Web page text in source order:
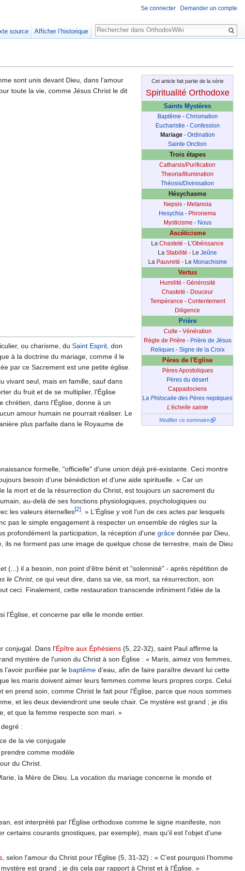
Cet article fait partie de la série
Spiritualité Orthodoxe
Saints Mystères
Baptême - Chrismation
Eucharistie - Confession
Mariage- Ordination
Sainte Onction
Trois étapes
Catharsis/Purification
Theoria/Illumination
Théosis/Divinisation
Hésychasme
Nepsis- Metanoia
Hesychia - Phronema
Mysticisme - Nous
Ascéticisme
La Chasteté - L'Obéissance
La Stabilité - Le Jeûne
La Pauvreté - Le Monachisme
Vertus
Humilité - Générosité
Chasteté - Douceur
Tempérance - Contentement
Diligence
Prière
Culte - Vénération
Règle de Prière - Prière de Jésus
Reliques- Signe de la Croix
Pères de l'Eglise
Pères Apostoliques
Pères du désert
Cappadociens
La Philocalie des Pères neptiques
L'échelle sainte
Modifier ce sommaire
sont unis devant Dieu, dans l'amour
toute la vie, comme Jésus Christ le dit
ou charisme, du Saint Esprit, don
à la doctrine du mariage, comme il le
par ce Sacrement est une petite église.
vivant seul, mais en famille, sauf dans
du fruit et de se multiplier, l'Église
chrétien, dans l'Église, donne à un
amour humain ne pourrait réaliser. Le
plus parfaite dans le Royaume de
formelle, "officielle" d'une union déjà pré-existante. Ceci montre
besoin d'une bénédiction et d'une aide spirituelle. « Car un
la mort et de la résurrection du Christ, est toujours un sacrement du
au-delà de ses fonctions physiologiques, psychologiques ou
les valeurs éternelles[2]
. » L'Église y voit l'un de ces actes par lesquels
pas le simple engagement à respecter un ensemble de règles sur la
profondément la participation, la réception d'une grâce donnée par Dieu,
ne forment pas une image de quelque chose de terrestre, mais de Dieu
(...) il a besoin, non point d'être bénit et "solennisé" - après répétition de
le Christ, ce qui veut dire, dans sa vie, sa mort, sa résurrection, son
ceci. Finalement, cette restauration transcende infiniment l'idée de la
l'Église, et concerne par elle le monde entier.
conjugal. Dans l'Épître aux Éphésiens (5, 22-32), saint Paul affirme la
mystère de l'union du Christ à son Église : « Maris, aimez vos femmes,
l’avoir purifiée par le baptême d’eau, afin de faire paraître devant lui cette
les maris doivent aimer leurs femmes comme leurs propres corps. Celui
prend soin, comme Christ le fait pour l’Église, parce que nous sommes
et les deux deviendront une seule chair. Ce mystère est grand ; je dis
et que la femme respecte son mari. »
:
de la vie conjugale
comme modèle
du Christ.
la Mère de Dieu. La vocation du mariage concerne le monde et
est interprété par l'Église orthodoxe comme le signe manifeste, non
certains courants gnostiques, par exemple), mais qu'il est l'objet d'une
, selon l'amour du Christ pour l'Église (5, 31-32) : « C’est pourquoi l’homme
est grand ; je dis cela par rapport à Christ et à l’Église. »
Se connecter Demander un compte
source Afficher l’historique
Rechercher